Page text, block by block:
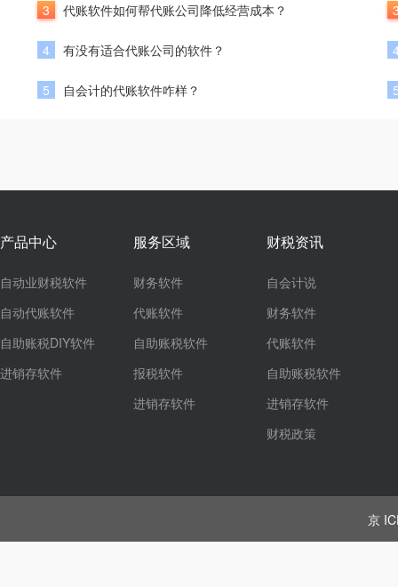
3 代账软件如何帮代账公司降低经营成本？
4 有没有适合代账公司的软件？
5 自会计的代账软件咋样？
产品中心
自动业财税软件
自动代账软件
自助账税DIY软件
进销存软件
服务区域
财务软件
代账软件
自助账税软件
报税软件
进销存软件
财税资讯
自会计说
财务软件
代账软件
自助账税软件
进销存软件
财税政策
京